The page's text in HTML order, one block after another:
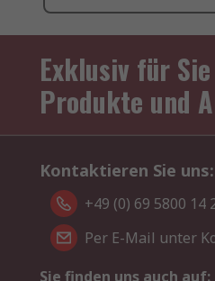
Exklusiv für
Produkte und
Kontaktieren Sie uns:
+49 (0) 69 5800 14
Per E-Mail unter
Sie finden uns auch auf: